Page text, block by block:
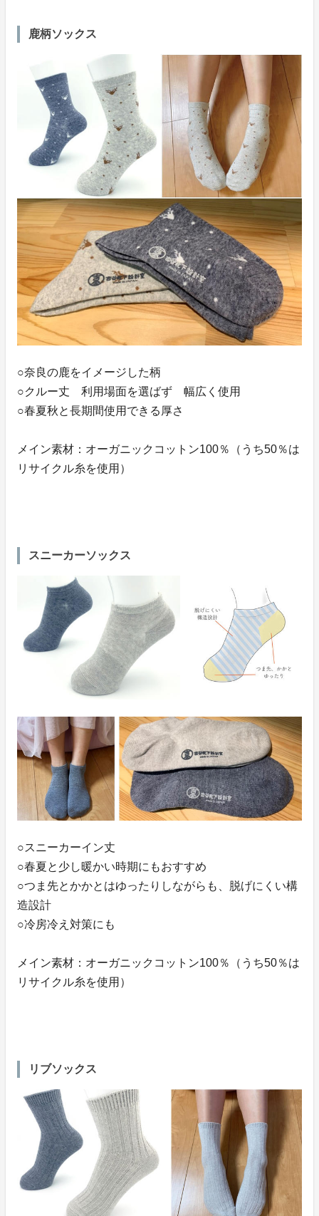
鹿柄ソックス
○奈良の鹿をイメージした柄
○クルー丈 利用場面を選ばず 幅広く使用
○春夏秋と長期間使用できる厚さ
メイン素材：オーガニックコットン100％（うち50％は
リサイクル糸を使用）
スニーカーソックス
○スニーカーイン丈
○春夏と少し暖かい時期にもおすすめ
○つま先とかかとはゆったりしながらも、脱げにくい構
造設計
○冷房冷え対策にも
メイン素材：オーガニックコットン100％（うち50％は
リサイクル糸を使用）
リブソックス